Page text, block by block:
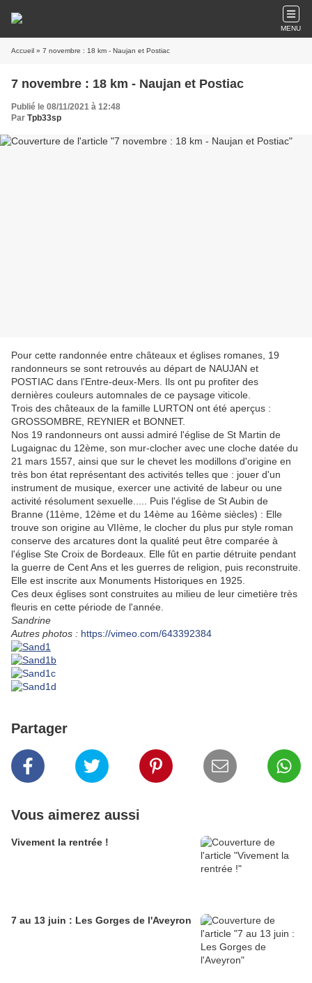
MENU
Accueil » 7 novembre : 18 km - Naujan et Postiac
7 novembre : 18 km - Naujan et Postiac
Publié le 08/11/2021 à 12:48
Par Tpb33sp
Pour cette randonnée entre châteaux et églises romanes, 19
randonneurs se sont retrouvés au départ de NAUJAN et
POSTIAC dans l'Entre-deux-Mers. Ils ont pu profiter des
dernières couleurs automnales de ce paysage viticole.
Trois des châteaux de la famille LURTON ont été aperçus :
GROSSOMBRE, REYNIER et BONNET.
Nos 19 randonneurs ont aussi admiré l'église de St Martin de
Lugaignac du 12ème, son mur-clocher avec une cloche datée du
21 mars 1557, ainsi que sur le chevet les modillons d'origine en
très bon état représentant des activités telles que : jouer d'un
instrument de musique, exercer une activité de labeur ou une
activité résolument sexuelle..... Puis l'église de St Aubin de
Branne (11ème, 12ème et du 14ème au 16ème siècles) : Elle
trouve son origine au VIIème, le clocher du plus pur style roman
conserve des arcatures dont la qualité peut être comparée à
l'église Ste Croix de Bordeaux. Elle fût en partie détruite pendant
la guerre de Cent Ans et les guerres de religion, puis reconstruite.
Elle est inscrite aux Monuments Historiques en 1925.
Ces deux églises sont construites au milieu de leur cimetière très
fleuris en cette période de l'année.
Sandrine
Autres photos : https://vimeo.com/643392384
Partager
Vous aimerez aussi
Vivement la rentrée !
7 au 13 juin : Les Gorges de l'Aveyron